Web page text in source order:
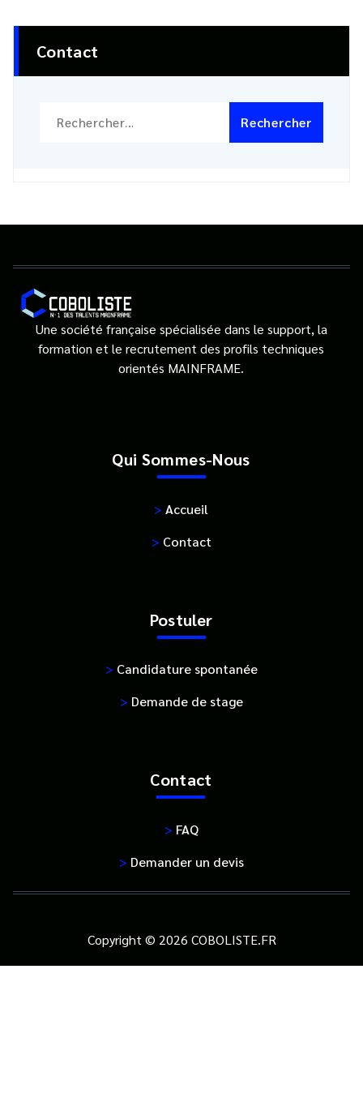
Contact
Une société française spécialisée dans le support, la
formation et le recrutement des profils techniques
orientés MAINFRAME.
Qui Sommes-Nous
> Accueil
> Contact
Postuler
> Candidature spontanée
> Demande de stage
Contact
> FAQ
> Demander un devis
Copyright © 2026 COBOLISTE.FR